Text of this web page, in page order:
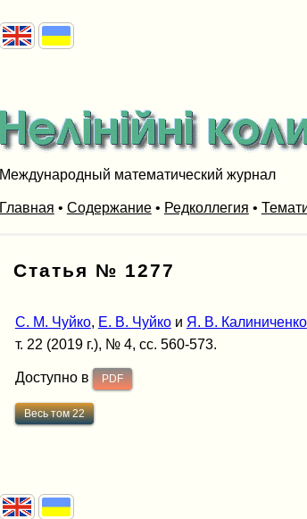
Международный математический журнал
Главная • Содержание• Редколлегия •
Статья № 1277
С. М. Чуйко, Е. В. Чуйкои Я. В. Калиниченко
т. 22 (2019 г.), № 4, сс. 560-573.
Доступно в PDF
Весь том 22